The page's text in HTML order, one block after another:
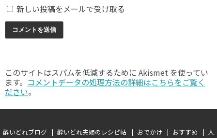
新しい投稿をメールで受け取る
このサイトはスパムを低減するために Akismet を使ってい
ます。 コメントデータの処理方法の詳細はこちらをご覧く
ださい。
酔いどれブログ 酔いどれ夫婦のレシピ帖 おでかけ おすすめ
人